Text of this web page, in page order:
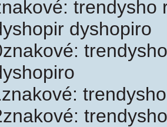
trendysho
dyshopiro